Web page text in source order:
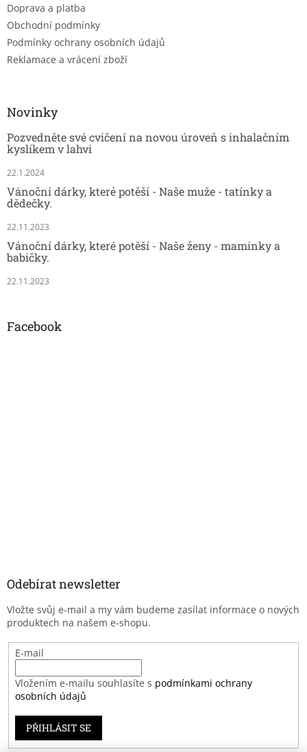
Doprava a platba
Obchodní podmínky
Podmínky ochrany osobních údajů
Reklamace a vrácení zboží
Novinky
Pozvedněte své cvičení na novou úroveň s inhalačním
kyslíkem v lahvi
22.1.2024
Vánoční dárky, které potěší - Naše muže - tatínky a
dědečky.
22.11.2023
Vánoční dárky, které potěší - Naše ženy - maminky a
babičky.
22.11.2023
Facebook
Odebírat newsletter
Vložte svůj e-mail a my vám budeme zasílat informace o nových
produktech na našem e-shopu.
E-mail
Vložením e-mailu souhlasíte s podmínkami ochrany
osobních údajů
PŘIHLÁSIT SE